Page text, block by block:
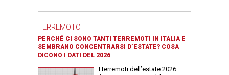
TERREMOTO
PERCHÉ CI SONO TANTI TERREMOTI IN ITALIA E
SEMBRANO CONCENTRARSI D’ESTATE? COSA
DICONO I DATI DEL 2026
I terremoti dell’estate 2026